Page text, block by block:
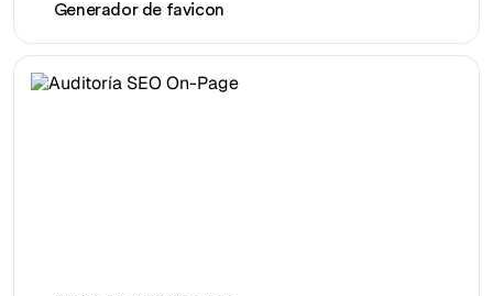
Generador de favicon